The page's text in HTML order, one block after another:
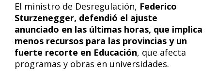
El ministro de Desregulación, Federico
Sturzenegger, defendió el ajuste
anunciado en las últimas horas, que implica
menos recursos para las provincias y un
fuerte recorte en Educación, que afecta
programas y obras en universidades.